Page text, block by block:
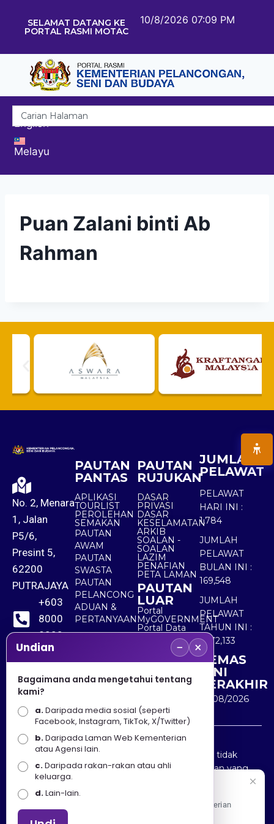
SELAMAT DATANG KE
PORTAL RASMI MOTAC
10/8/2026 07:09 PM
English
Melayu
Puan Zalani binti Ab
Rahman
No. 2, Menara
1, Jalan
P5/6,
Presint 5,
62200
PUTRAJAYA
+603
8000
8000
+603
8891
7100
PAUTAN
PANTAS
APLIKASI
TOURLIST
PEROLEHAN
SEMAKAN
PAUTAN
AWAM
PAUTAN
SWASTA
PAUTAN
PELANCONG
ADUAN &
PERTANYAAN
PAUTAN
RUJUKAN
DASAR
PRIVASI
DASAR
KESELAMATAN
ARKIB
SOALAN -
SOALAN
LAZIM
PENAFIAN
PETA LAMAN
PAUTAN
LUAR
Portal
MyGOVERNMENT
Portal Data
Terbuka
Sektor Awam
JUMLAH
PELAWAT
PELAWAT
HARI INI :
1,784
JUMLAH
PELAWAT
BULAN INI :
169,548
JUMLAH
PELAWAT
TAHUN INI :
5,572,133
KEMAS
KINI
TERAKHIR
10/08/2026
Penafian : Kerajaan Malaysia dan Kementerian
Pelancongan Seni dan Budaya (MOTAC) adalah tidak
bertanggungjawab atas kehilangan atau kerugian yang
disebabkan oleh penggunaan mana-mana maklumat
yang diperolehi dari portal ini.
Undian − ×
Bagaimana anda mengetahui tentang
kami?
a.Daripada media sosial (seperti
Facebook, Instagram, TikTok, X/Twitter)
b.Daripada Laman Web Kementerian
atau Agensi lain.
c.Daripada rakan-rakan atau ahli
keluarga.
d.Lain-lain.
Apa Khabar! Selamat datang ke Portal Rasmi Kementerian
Pelancongan, Seni dan Budaya